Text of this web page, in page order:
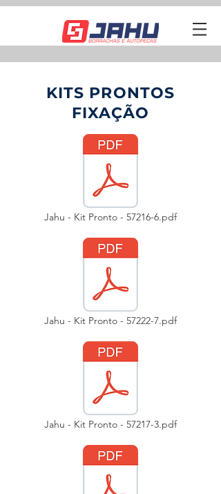
KITS PRONTOS
FIXAÇÃO
Jahu - Kit Pronto - 57216-6.pdf
Jahu - Kit Pronto - 57222-7.pdf
Jahu - Kit Pronto - 57217-3.pdf